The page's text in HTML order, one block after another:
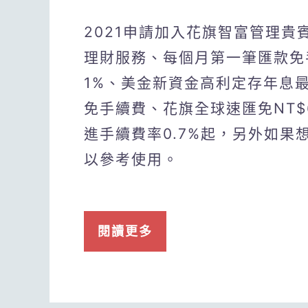
2021申請加入花旗智富管理貴
理財服務、每個月第一筆匯款
1%、美金新資金高利定存年息
免手續費、花旗全球速匯免
進手續費率0.7%起，另外如果
以參考使用。
閱讀更多